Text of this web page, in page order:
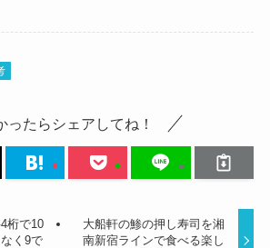
ったらシェアしてね！
桁で10
く9で
大船軒の鯵の押し寿司を湘
南新宿ラインで食べる楽し